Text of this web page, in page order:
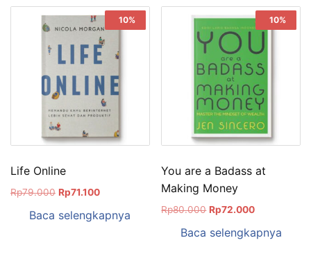
Sale!
10%
Life Online
Rp79.000 Rp71.100
Baca selengkapnya
Sale!
10%
You are a Badass at
Making Money
Rp80.000 Rp72.000
Baca selengkapnya